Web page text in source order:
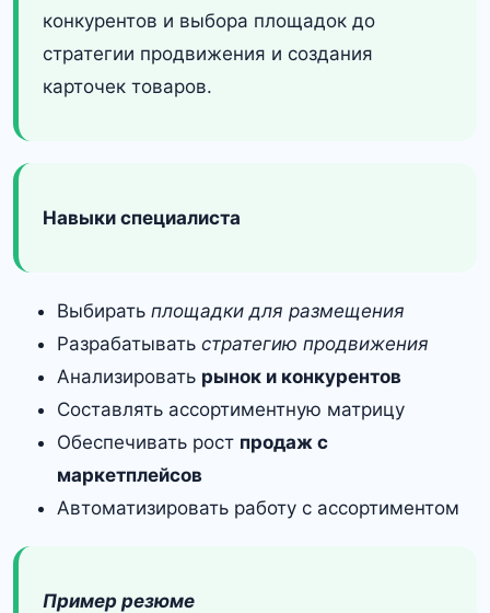
конкурентов и выбора площадок до
стратегии продвижения и создания
карточек товаров.
Навыки специалиста
Выбирать площадки для размещения
Разрабатывать стратегию продвижения
Анализировать рынок и конкурентов
Составлять ассортиментную матрицу
Обеспечивать рост продаж с
маркетплейсов
Автоматизировать работу с ассортиментом
Пример резюме